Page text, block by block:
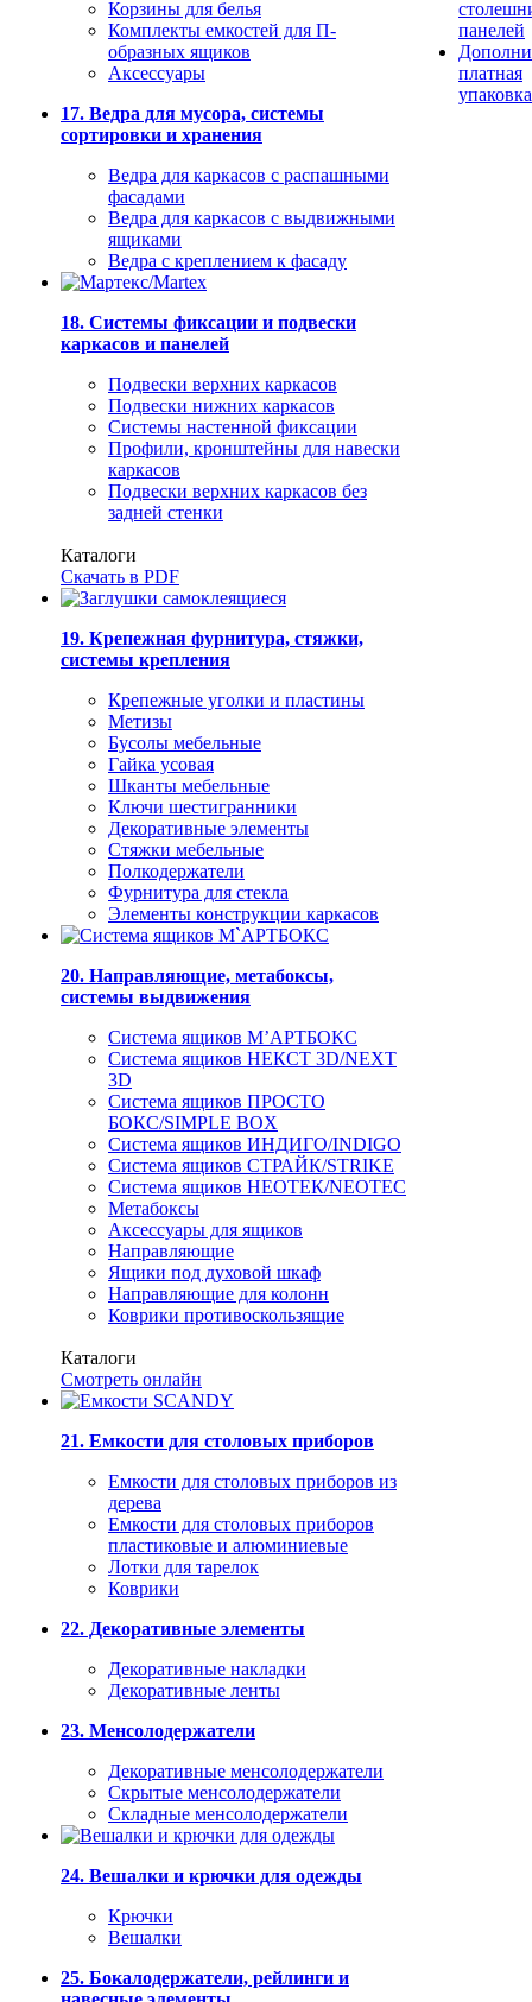
Корзины для белья
Комплекты емкостей для П-
образных ящиков
Аксессуары
17. Ведра для мусора, системы
сортировки и хранения
Ведра для каркасов с распашными
фасадами
Ведра для каркасов с выдвижными
ящиками
Ведра с креплением к фасаду
18. Системы фиксации и подвески
каркасов и панелей
Подвески верхних каркасов
Подвески нижних каркасов
Системы настенной фиксации
Профили, кронштейны для навески
каркасов
Подвески верхних каркасов без
задней стенки
Каталоги
Скачать в PDF
19. Крепежная фурнитура, стяжки,
системы крепления
Крепежные уголки и пластины
Метизы
Бусолы мебельные
Гайка усовая
Шканты мебельные
Ключи шестигранники
Декоративные элементы
Стяжки мебельные
Полкодержатели
Фурнитура для стекла
Элементы конструкции каркасов
20. Направляющие, метабоксы,
системы выдвижения
Система ящиков М’АРТБОКС
Система ящиков НЕКСТ 3D/NEXT
3D
Система ящиков ПРОСТО
БОКС/SIMPLE BOX
Система ящиков ИНДИГО/INDIGO
Система ящиков СТРАЙК/STRIKE
Система ящиков НЕОТЕК/NEOTEC
Метабоксы
Аксессуары для ящиков
Направляющие
Ящики под духовой шкаф
Направляющие для колонн
Коврики противоскользящие
Каталоги
Смотреть онлайн
21. Емкости для столовых приборов
Емкости для столовых приборов из
дерева
Емкости для столовых приборов
пластиковые и алюминиевые
Лотки для тарелок
Коврики
22. Декоративные элементы
Декоративные накладки
Декоративные ленты
23. Менсолодержатели
Декоративные менсолодержатели
Скрытые менсолодержатели
Складные менсолодержатели
24. Вешалки и крючки для одежды
Крючки
Вешалки
25. Бокалодержатели, рейлинги и
панелей
платная
упаковка